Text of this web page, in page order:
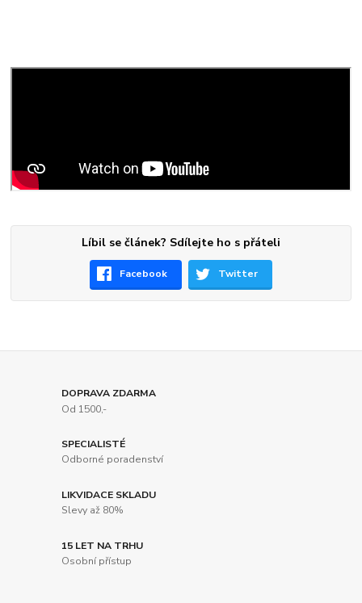
Líbil se článek? Sdílejte ho s přáteli
Facebook Twitter
DOPRAVA ZDARMA
Od 1500,-
SPECIALISTÉ
Odborné poradenství
LIKVIDACE SKLADU
Slevy až 80%
15 LET NA TRHU
Osobní přístup